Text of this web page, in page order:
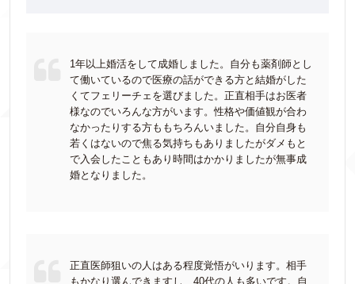
1年以上婚活をして成婚しました。自分も薬剤師とし
て働いているので医療の話ができる方と結婚がした
くてフェリーチェを選びました。正直相手はお医者
様なのでいろんな方がいます。性格や価値観が合わ
なかったりする方ももちろんいました。自分自身も
若くはないので焦る気持ちもありましたがダメもと
で入会したこともあり時間はかかりましたが無事成
婚となりました。
正直医師狙いの人はある程度覚悟がいります。相手
もかなり選んできますし、40代の人も多いです。自